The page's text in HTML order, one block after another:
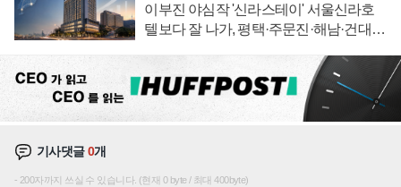
이부진 야심작 '신라스테이' 서울신라호
텔보다 잘 나가, 평택·주문진·해남·건대로
기사댓글0개
200자까지 쓰실 수 있습니다. (현재 0 byte / 최대 400byte)